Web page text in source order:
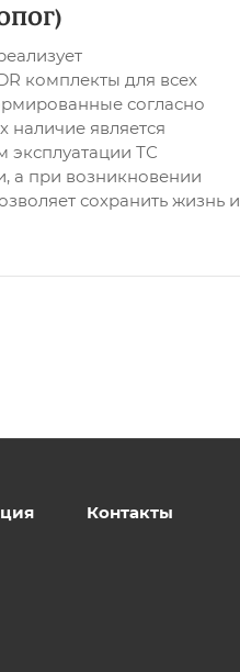
комплекты для всех
согласно
является
эксплуатации ТС
а при возникновении
сохранить жизнь и
Контакты